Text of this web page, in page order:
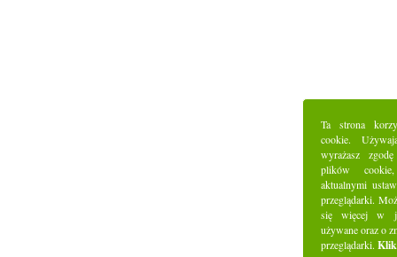
Ta strona
cookie.
wyrażasz
plików
aktualnymi
przeglądarki.
się więcej w
używane oraz o
przeglądarki.